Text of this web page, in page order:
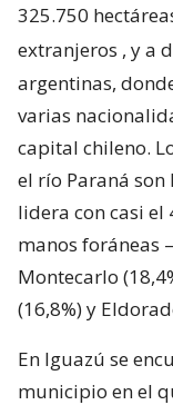
325.750
extranjeros , y a
argentinas,
varias
capital chileno.
el río Paraná
lidera con casi el
manos foráneas
Montecarlo
(16,8%) y
En Iguazú se
municipio en el